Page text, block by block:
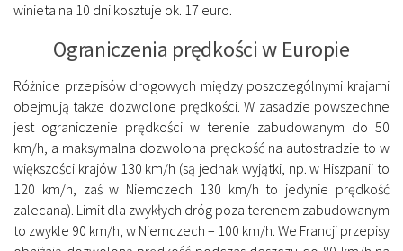
winieta na 10 dni kosztuje ok. 17 euro.
Ograniczenia prędkości w Europie
Różnice przepisów drogowych między poszczególnymi krajami
obejmują także dozwolone prędkości. W zasadzie powszechne
jest ograniczenie prędkości w terenie zabudowanym do 50
km/h, a maksymalna dozwolona prędkość na autostradzie to w
większości krajów 130 km/h (są jednak wyjątki, np. w Hiszpanii to
120 km/h, zaś w Niemczech 130 km/h to jedynie prędkość
zalecana). Limit dla zwykłych dróg poza terenem zabudowanym
to zwykle 90 km/h, w Niemczech – 100 km/h. We Francji przepisy